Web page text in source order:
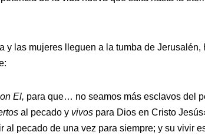
y las mujeres lleguen a la tumba de Jerusalén,
El, para que… no seamos más esclavos del
al pecado y vivos para Dios en Cristo
al pecado de una vez para siempre; y su vivir